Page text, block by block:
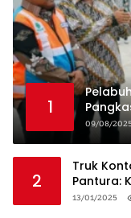
1
09/08/
2
Truk
Pantura:
13/01/2025